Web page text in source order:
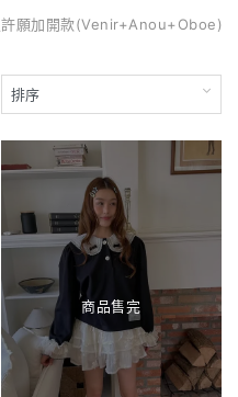
願加開款(Venir+Anou+Oboe)
商品售完